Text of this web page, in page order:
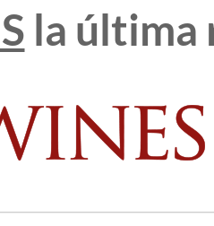
carácter internacional e
desde las 6 tiendas con
españoles bajo el concepto
Suiza y Ucrania, las
LAVINIA el cliente tiene a
de los servicios
aprender a degustar vino
experiencias alrededor
unen servicios añadidos
la última